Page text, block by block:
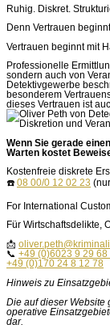
Ruhig. Diskret.
Denn Vertrauen
Vertrauen beginnt mit
Professionelle
sondern auch von
Detektivgewerbe
besonderem
dieses Vertrauen ist
Wenn Sie gerade
Warten kostet
Kostenfreie diskrete
☎️ 08 00/0 12 02 23
For International
Für Wirtschaftsdelikte,
📩
📞 +49 (0)6023 9 29 68
+49 (0)170 24 8 12 78
Hinweis zu
Die auf dieser Website
operative
dar.